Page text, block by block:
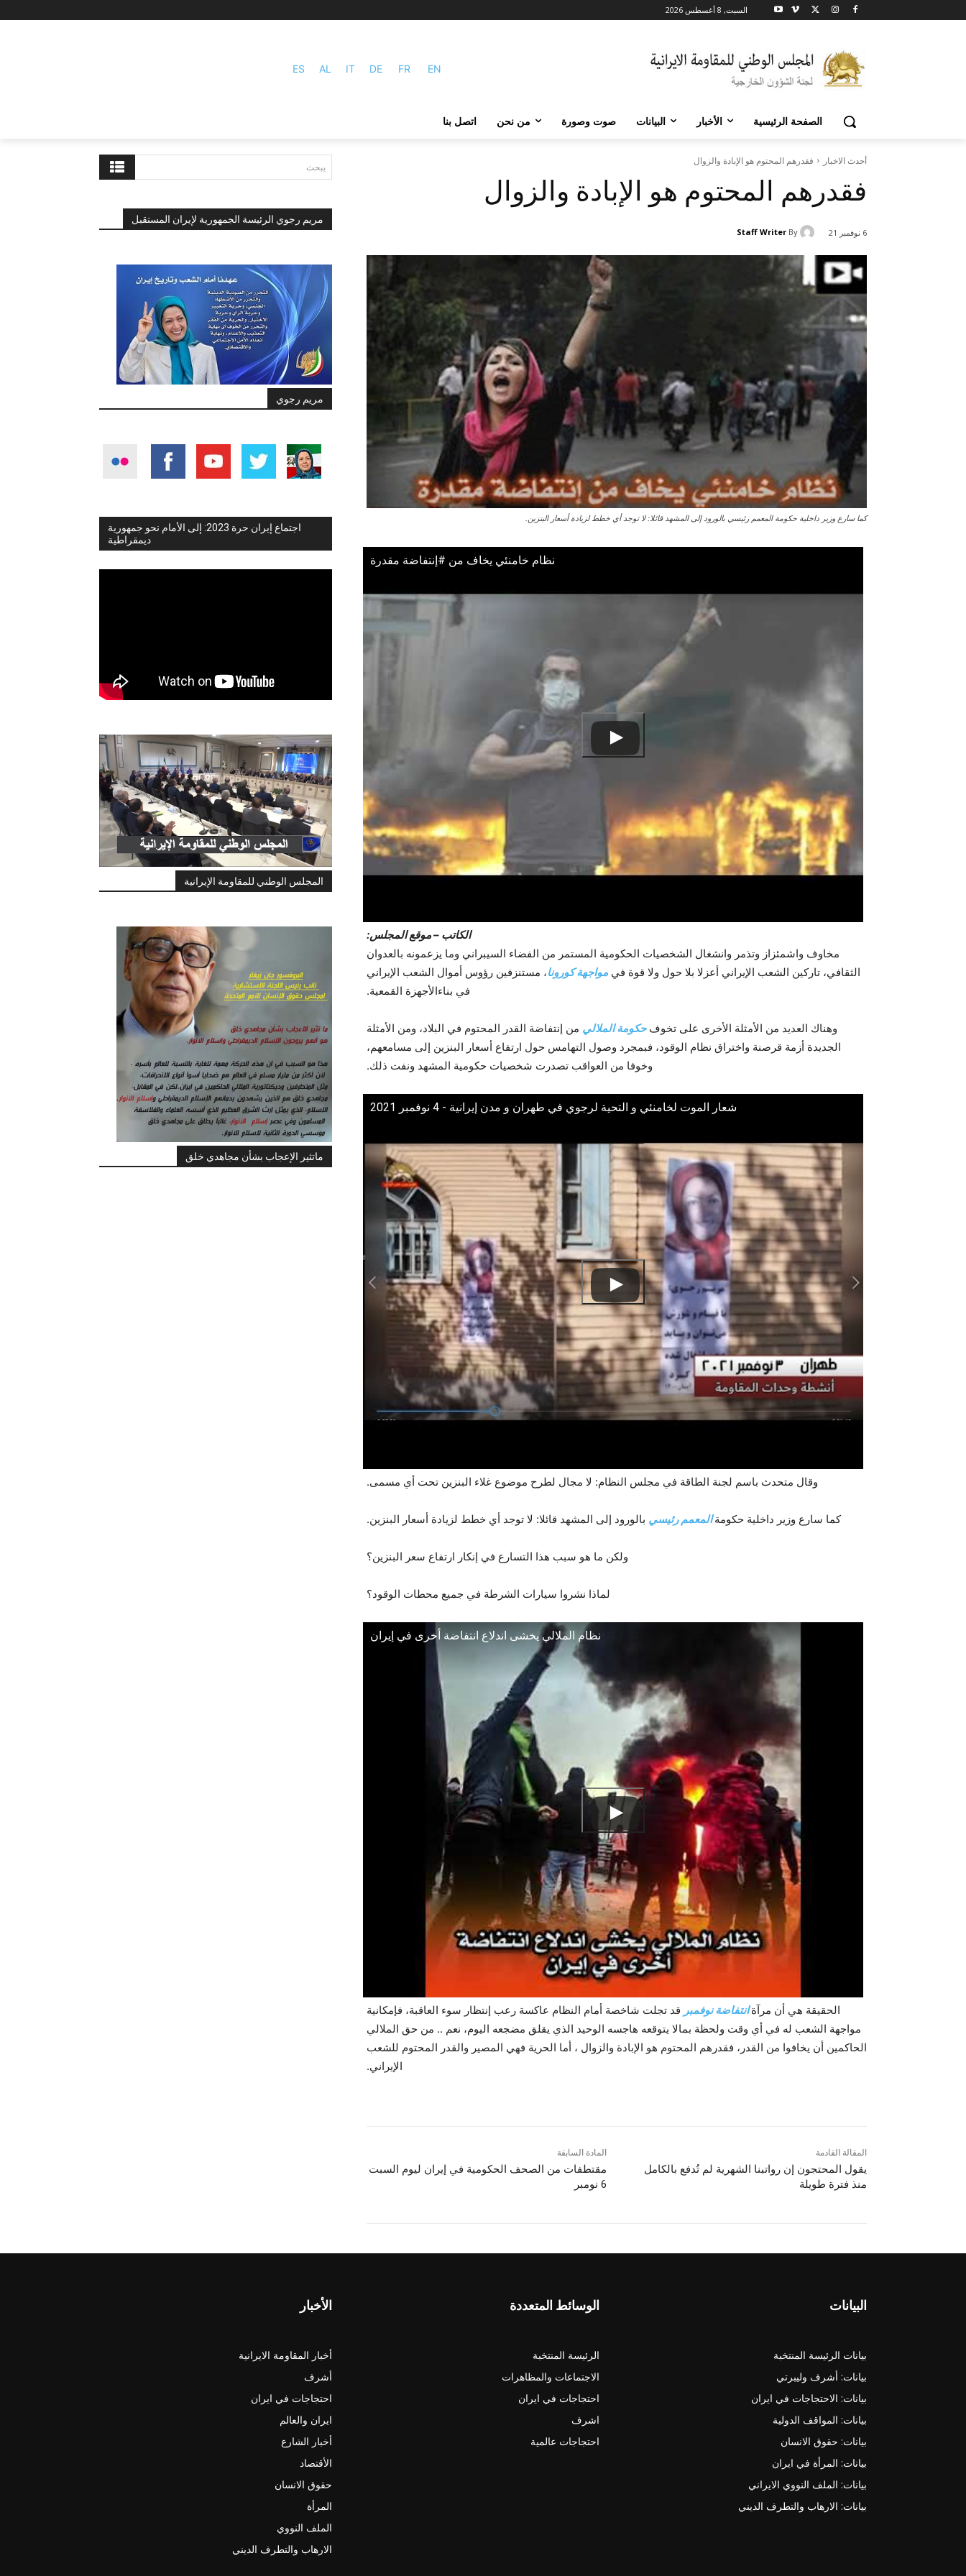
السبت, 8 أغسطس 2026
ES AL IT DE FR EN
الصفحة الرئيسية الأخبار البيانات صوت وصورة من نحن اتصل بنا
يبحث
مريم رجوي الرئيسة الجمهورية لإيران المستقبل
مريم رجوي
اجتماع إيران حرة 2023: إلى الأمام نحو جمهورية
ديمقراطية
المجلس الوطني للمقاومة الإيرانية
ماتثير الإعجاب بشأن مجاهدي خلق
أحدث الاخبار فقدرهم المحتوم هو الإبادة والزوال
فقدرهم المحتوم هو الإبادة والزوال
6 نوفمبر 21 By
Staff Writer
كما سارع وزير داخلية حكومة المعمم رئيسي بالورود إلى المشهد قائلا: لا توجد أي خطط لزيادة أسعار البنزين.
نظام خامنئي يخاف من #إنتفاضة مقدرة
الکاتب – موقع المجلس:
مخاوف واشمئزاز وتذمر وانشغال الشخصيات الحكومية المستمر من الفضاء السيبراني وما يزعمونه بالعدوان
الثقافي، تاركين الشعب الإيراني أعزلا بلا حول ولا قوة في مواجهة كورونا، مستنزفين رؤوس أموال الشعب الإيراني
في بناءالأجهزة القمعية.
وهناك العديد من الأمثلة الأخرى على تخوفحكومة الملالي من إنتفاضة القدر المحتوم في البلاد، ومن الأمثلة
الجديدة أزمة قرصنة واختراق نظام الوقود، فبمجرد وصول التهامس حول ارتفاع أسعار البنزين إلى مسامعهم،
وخوفا من العواقب تصدرت شخصيات حكومية المشهد ونفت ذلك.
شعار الموت لخامنئي و التحية لرجوي في طهران و مدن إيرانية - 4 نوفمبر 2021
وقال متحدث باسم لجنة الطاقة في مجلس النظام: لا مجال لطرح موضوع غلاء البنزين تحت أي مسمى.
كما سارع وزير داخلية حكومةالمعمم رئيسي بالورود إلى المشهد قائلا: لا توجد أي خطط لزيادة أسعار البنزين.
ولكن ما هو سبب هذا التسارع في إنكار ارتفاع سعر البنزين؟
لماذا نشروا سيارات الشرطة في جميع محطات الوقود؟
نظام الملالي يخشى اندلاع انتفاضة أخرى في إيران
الحقيقة هي أن مرآةانتفاضة نوفمبر قد تجلت شاخصة أمام النظام عاكسة رعب إنتظار سوء العاقبة، فإمكانية
مواجهة الشعب له في أي وقت ولحظة بمالا يتوقعه هاجسه الوحيد الذي يقلق مضجعه اليوم، نعم .. من حق الملالي
الحاكمين أن يخافوا من القدر، فقدرهم المحتوم هو الإبادة والزوال ، أما الحرية فهي المصير والقدر المحتوم للشعب
الإيراني.
المادة السابقة
مقتطفات من الصحف الحكومية في إيران لیوم السبت
6 نومبر
المقالة القادمة
يقول المحتجون إن رواتبنا الشهرية لم تُدفع بالكامل
منذ فترة طويلة
الأخبار
أخبار المقاومة الايرانية
أشرف
احتجاجات في ايران
ايران والعالم
أخبار الشارع
الأقتصاد
حقوق الانسان
المرأة
الملف النووي
الارهاب والتطرف الديني
الوسائط المتعددة
الرئيسة المنتخبة
الاجتماعات والمظاهرات
احتجاجات في ايران
اشرف
احتجاجات عالمية
البيانات
بيانات الرئيسة المنتخبة
بيانات: أشرف وليبرتي
بيانات: الاحتجاجات في ايران
بيانات: المواقف الدولية
بيانات: حقوق الانسان
بيانات: المرأة في ايران
بيانات: الملف النووي الايراني
بيانات: الارهاب والتطرف الديني